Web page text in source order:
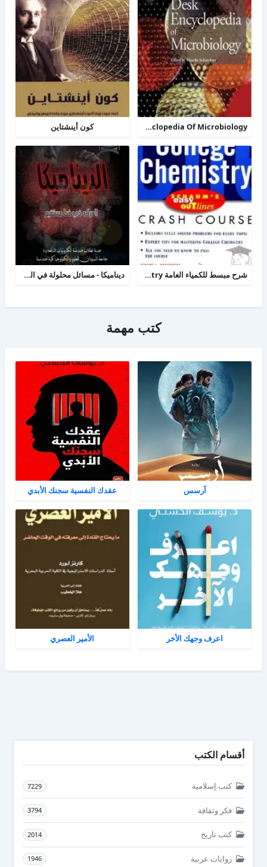
TheDesk Encyclopedia Of Microbiology كون أينشتاين
شرح مبسط للكمياء العامة college chemistry ديناميكا - مسائل محلولة في الحركة الخطية
كتب مهمة
آرسس عقدك النفسية سجنك الأبدي
اعرف وجهك الأخر الأمير العصري
أقسام الكتب
كتب إسلامية 7229
فكر وثقافة 3794
كتب تاريخ 2014
روايات عربية 1946